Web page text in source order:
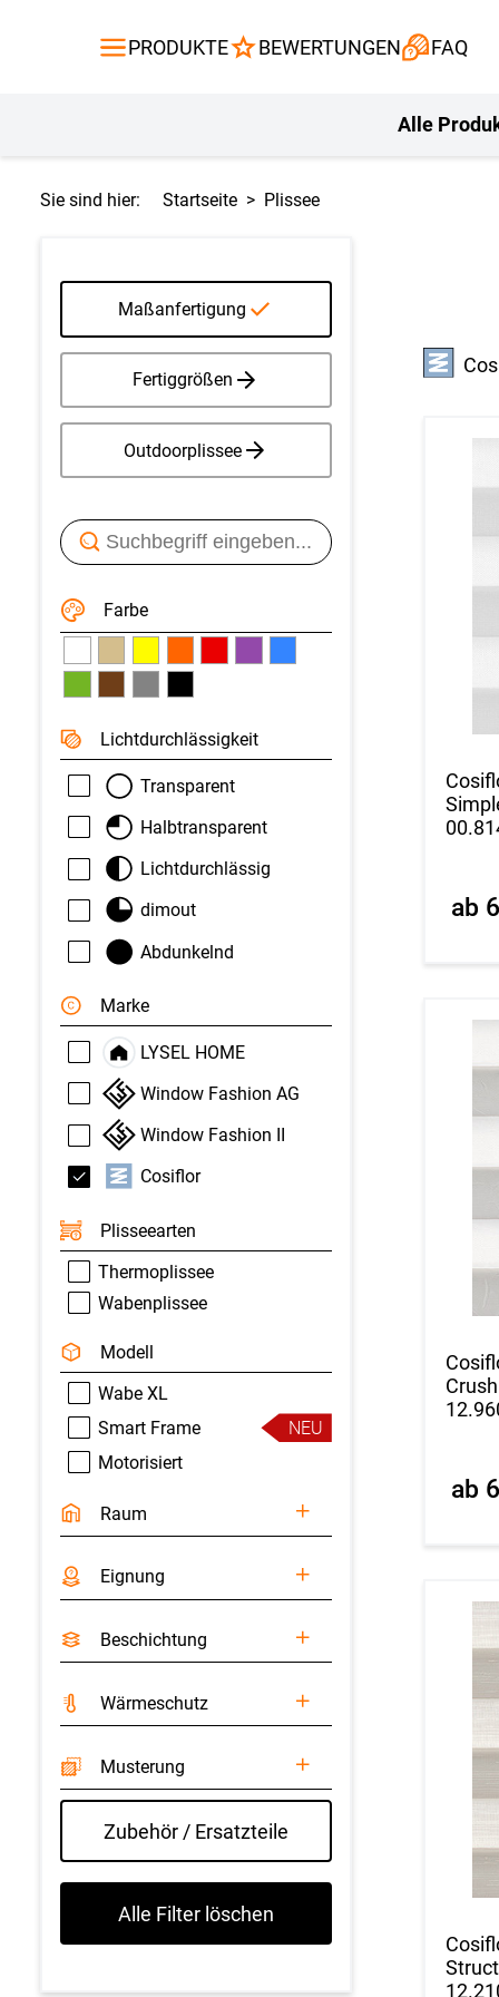
PRODUKTE BEWERTUNGEN FAQ
Alle
Gardinen
Sie sind hier: Startseite Plissee
Maßanfertigung
Fertiggrößen
Outdoorplissee
Farbe
Licht­durchlässigkeit
Transparent
Halbtransparent
Lichtdurchlässig
dimout
Abdunkelnd
Marke
LYSEL HOME
Window Fashion AG
Window Fashion II
Cosiflor
Plisseearten
Thermoplissee
Wabenplissee
Modell
Wabe XL
Smart Frame
NEU
Motorisiert
Raum
Eignung
Beschichtung
Wärmeschutz
Musterung
Zubehör / Ersatzteile
Alle Filter löschen
ab
ab